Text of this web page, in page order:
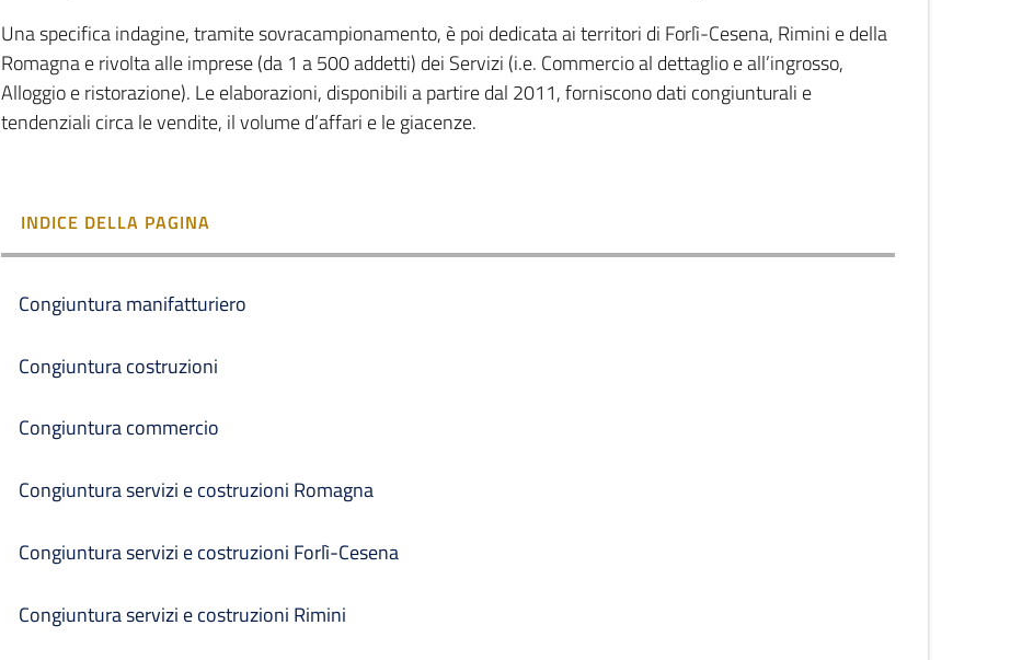
Una specifica indagine, tramite sovracampionamento, è poi dedicata ai territori di Forlì-Cesena, Rimini e della
Romagna e rivolta alle imprese (da 1 a 500 addetti) dei Servizi (i.e. Commercio al dettaglio e all’ingrosso,
Alloggio e ristorazione). Le elaborazioni, disponibili a partire dal 2011, forniscono dati congiunturali e
tendenziali circa le vendite, il volume d’affari e le giacenze.
INDICE DELLA PAGINA
Congiuntura manifatturiero
Congiuntura costruzioni
Congiuntura commercio
Congiuntura servizi e costruzioni Romagna
Congiuntura servizi e costruzioni Forlì-Cesena
Congiuntura servizi e costruzioni Rimini